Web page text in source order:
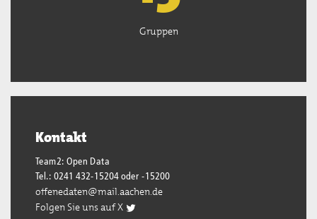
Gruppen
Kontakt
Team2: Open Data
Tel.: 0241 432-15204 oder -15200
offenedaten@mail.aachen.de
Folgen Sie uns auf X